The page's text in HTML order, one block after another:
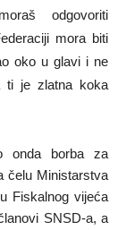
odgovoriti
mora biti
oko u glavi i ne
ti je zlatna koka
onda borba za
čelu Ministarstva
Fiskalnog vijeća
SNSD-a, a